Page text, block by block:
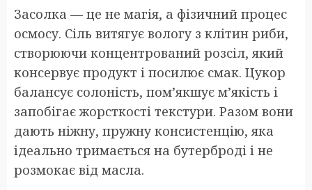
Засолка — це не магія, а фізичний процес
осмосу. Сіль витягує вологу з клітин риби,
створюючи концентрований розсіл, який
консервує продукт і посилює смак. Цукор
балансує солоність, пом’якшує м’якість і
запобігає жорсткості текстури. Разом вони
дають ніжну, пружну консистенцію, яка
ідеально тримається на бутерброді і не
розмокає від масла.